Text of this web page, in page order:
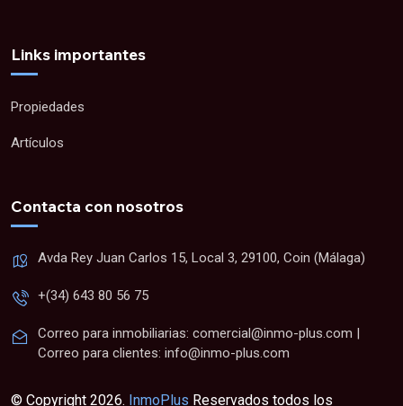
Links importantes
Propiedades
Artículos
Contacta con nosotros
Avda Rey Juan Carlos 15, Local 3, 29100, Coin (Málaga)
+(34) 643 80 56 75
Correo para inmobiliarias: comercial@inmo-plus.com |
Correo para clientes: info@inmo-plus.com
© Copyright 2026. InmoPlus Reservados todos los